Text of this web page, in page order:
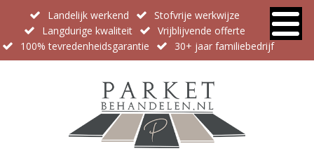
Landelijk werkend
Stofvrije werkwijze
Langdurige kwaliteit
Vrijblijvende offerte
100% tevredenheidsgarantie
30+ jaar familiebedrijf